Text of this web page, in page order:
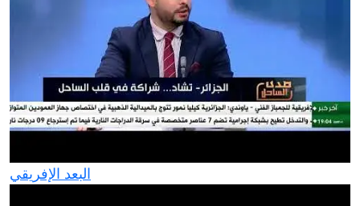
البعد الإفريقي